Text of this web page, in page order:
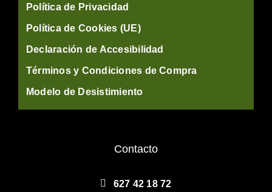
Política de Privacidad
Política de Cookies (UE)
Declaración de Accesibilidad
Términos y Condiciones de Compra
Modelo de Desistimiento
Contacto
627 42 18 72